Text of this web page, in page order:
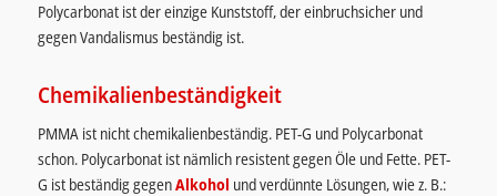
Polycarbonat ist der einzige Kunststoff, der einbruchsicher und
gegen Vandalismus beständig ist.
Chemikalienbeständigkeit
PMMA ist nicht chemikalienbeständig. PET-G und Polycarbonat
schon. Polycarbonat ist nämlich resistent gegen Öle und Fette. PET-
G ist beständig gegenAlkohol und verdünnte Lösungen, wie z. B.: